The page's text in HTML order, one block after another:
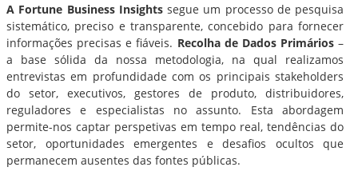
A Fortune Business Insightssegue um processo de pesquisa
sistemático, preciso e transparente, concebido para fornecer
informações precisas e fiáveis. Recolha de Dados Primários–
a base sólida da nossa metodologia, na qual realizamos
entrevistas em profundidade com os principais stakeholders
do setor, executivos, gestores de produto, distribuidores,
reguladores e especialistas no assunto. Esta abordagem
permite-nos captar perspetivas em tempo real, tendências do
setor, oportunidades emergentes e desafios ocultos que
permanecem ausentes das fontes públicas.